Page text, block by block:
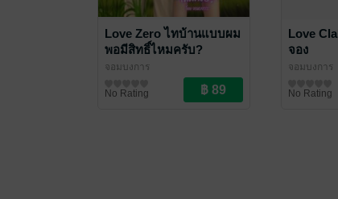
Love Zero ไทบ้านแบบผม
พอมีสิทธิ์ไหมครับ?
จอมบงการ
No Rating
Love
จอง
จอมบงการ
No Rating